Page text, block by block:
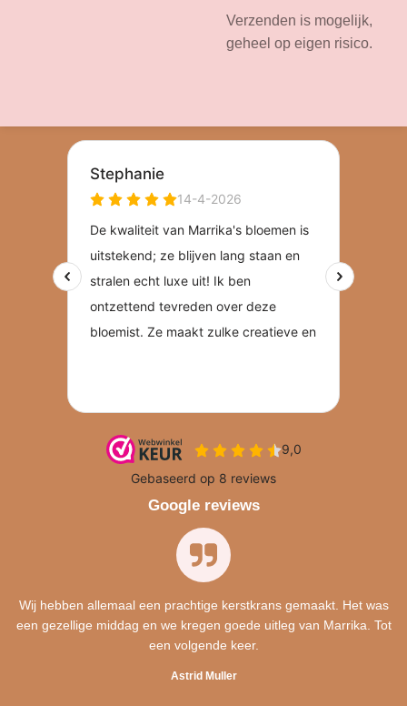
Verzenden is mogelijk,
geheel op eigen risico.
Google reviews
Wij hebben allemaal een prachtige kerstkrans gemaakt. Het was
een gezellige middag en we kregen goede uitleg van Marrika. Tot
een volgende keer.
Astrid Muller